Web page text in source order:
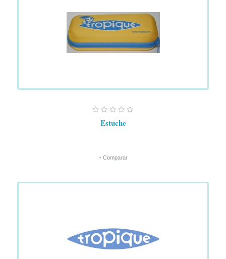
Estuche
+ Comparar